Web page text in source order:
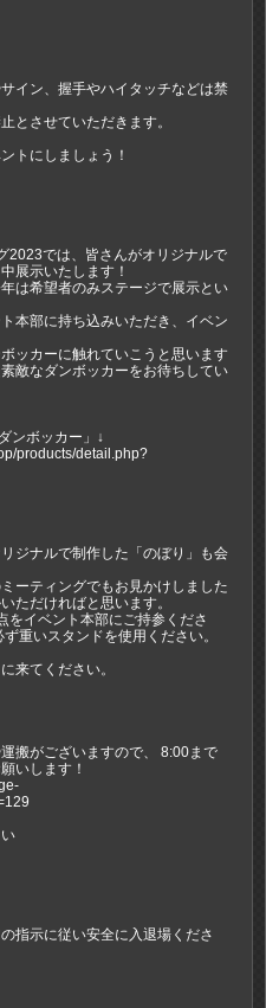
イン、握手やハイタッチなどは禁
とさせていただきます。
トにしましょう！
2023では、皆さんがオリジナルで
展示いたします！
は希望者のみステージで展示とい
本部に持ち込みいただき、イベン
ッカーに触れていこうと思います
敵なダンボッカーをお待ちしてい
ンボッカー」↓
products/detail.php?
ジナルで制作した「のぼり」も会
ーティングでもお見かけしました
ただければと思います。
をイベント本部にご持参くださ
重いスタンドを使用ください。
来てください。
搬がございますので、 8:00まで
いします！
指示に従い安全に入退場くださ